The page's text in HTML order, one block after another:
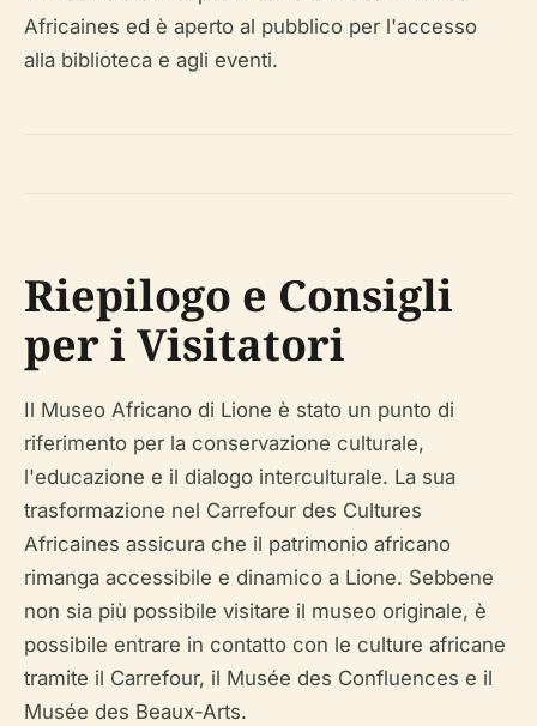
Africaines ed è aperto al pubblico per l'accesso
alla biblioteca e agli eventi.
Riepilogo e Consigli
per i Visitatori
Il Museo Africano di Lione è stato un punto di
riferimento per la conservazione culturale,
l'educazione e il dialogo interculturale. La sua
trasformazione nel Carrefour des Cultures
Africaines assicura che il patrimonio africano
rimanga accessibile e dinamico a Lione. Sebbene
non sia più possibile visitare il museo originale, è
possibile entrare in contatto con le culture africane
tramite il Carrefour, il Musée des Confluences e il
Musée des Beaux-Arts.